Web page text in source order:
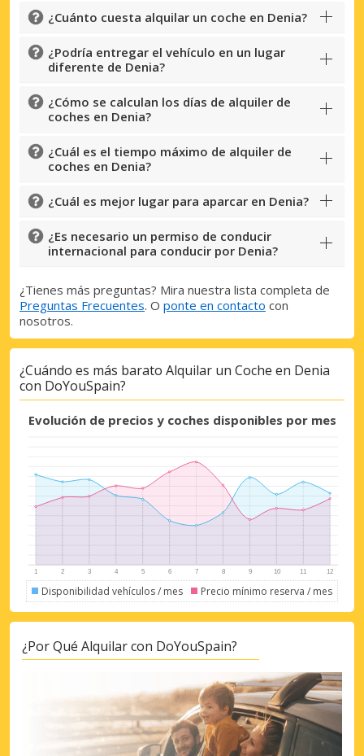
¿Cuánto cuesta alquilar un coche en Denia?
¿Podría entregar el vehículo en un lugar
diferente de Denia?
¿Cómo se calculan los días de alquiler de
coches en Denia?
¿Cuál es el tiempo máximo de alquiler de
coches en Denia?
¿Cuál es mejor lugar para aparcar en Denia?
¿Es necesario un permiso de conducir
internacional para conducir por Denia?
¿Tienes más preguntas? Mira nuestra lista completa de
Preguntas Frecuentes. O ponte en contacto con
nosotros.
¿Cuándo es más barato Alquilar un Coche en Denia
con DoYouSpain?
Evolución de precios y coches disponibles por mes
Disponibilidad vehículos / mes Precio mínimo reserva / mes
¿Por Qué Alquilar con DoYouSpain?
Accede a ofertas exclusivas de nuestros
proveedores.